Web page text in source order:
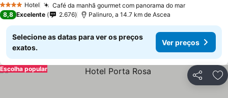
4 EstrelasHotel Café da manhã gourmet com panorama do mar
8,8 Excelente 2.676 Palinuro, a 14.7 km de Ascea
Selecione as datas para ver os preços
exatos.
Ver preços
Partilhar
Escolha popular